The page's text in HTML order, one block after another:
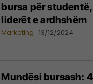
bursa për
liderët e ardhshëm
Marketing 13/12/2024
Mundësi bursash: